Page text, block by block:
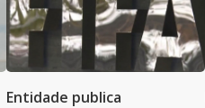
Entidade publica